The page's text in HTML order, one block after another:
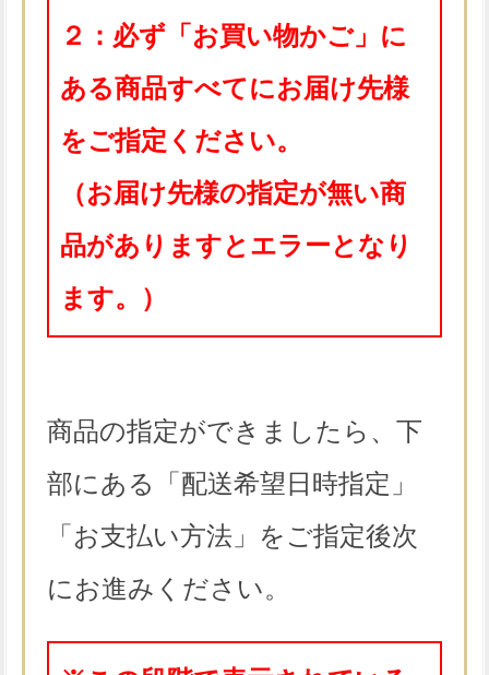
２：必ず「お買い物かご」に
ある商品すべてにお届け先様
をご指定ください。
（お届け先様の指定が無い商
品がありますとエラーとなり
ます。）
商品の指定ができましたら、下
部にある「配送希望日時指定」
「お支払い方法」をご指定後次
にお進みください。